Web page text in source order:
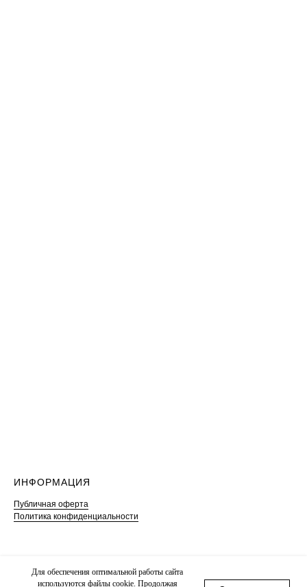
Для обеспечения оптимальной работы сайта
используются файлы сооkіе. Продолжая
ИНФОРМАЦИЯ
Публичная оферта
Политика конфиденциальности